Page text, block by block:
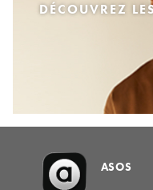
DÉCOUVREZ
ASOS